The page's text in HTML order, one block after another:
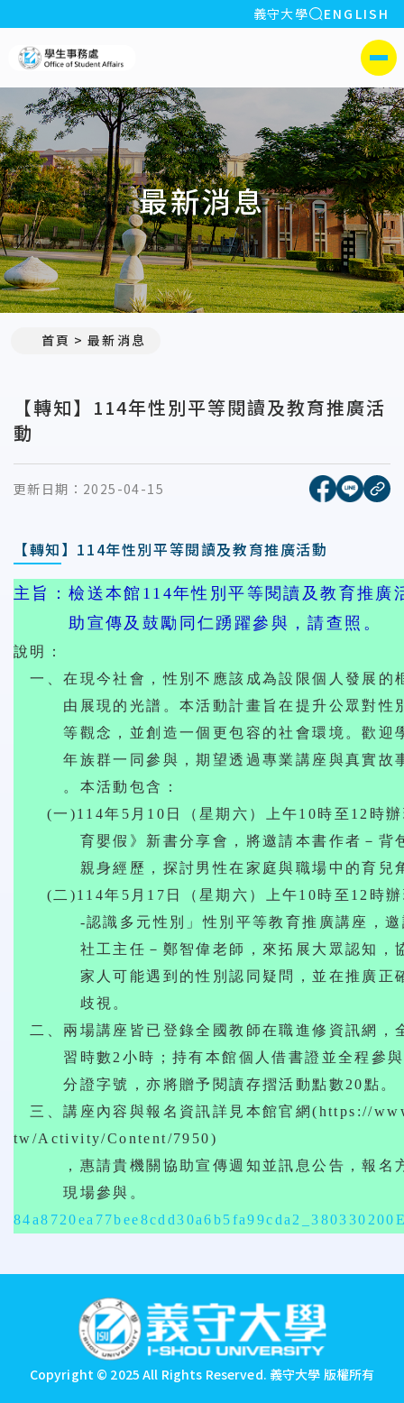
:::
義守大學 全站搜索
ENGLISH
側選單
最新消息
首頁 最新消息
【轉知】114年性別平等閱讀及教育推廣活
動
更新日期： 2025-04-15 [另開新
[另開
複
【轉知】114年性別平等閱讀及教育推廣活動
主旨：檢送本館114年性別平等閱讀及教育推廣
助宣傳及鼓勵同仁踴躍參與，請查照。
說明：
一、在現今社會，性別不應該成為設限個人發展的
由展現的光譜。本活動計畫旨在提升公眾對性
等觀念，並創造一個更包容的社會環境。歡迎
年族群一同參與，期望透過專業講座與真實故
。本活動包含：
(一)114年5月10日（星期六）上午10時至12時辦
育嬰假》新書分享會，將邀請本書作者－背包
親身經歷，探討男性在家庭與職場中的育兒
(二)114年5月17日（星期六）上午10時至12時辦
-認識多元性別」性別平等教育推廣講座，邀
社工主任－鄭智偉老師，來拓展大眾認知，協
家人可能遇到的性別認同疑問，並在推廣正確
歧視。
二、兩場講座皆已登錄全國教師在職進修資訊網，
習時數2小時；持有本館個人借書證並全程參與
分證字號，亦將贈予閱讀存摺活動點數20點。
三、講座內容與報名資訊詳見本館官網(https://
tw/Activity/Content/7950)
，惠請貴機關協助宣傳週知並訊息公告，報名
現場參與。
Copyright © 2025 All Rights Reserved. 義守大學 版權所有